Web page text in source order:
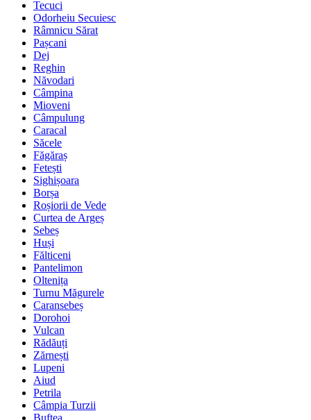
Tecuci
Odorheiu Secuiesc
Râmnicu Sărat
Pașcani
Dej
Reghin
Năvodari
Câmpina
Mioveni
Câmpulung
Caracal
Săcele
Făgăraș
Fetești
Sighișoara
Borșa
Roșiorii de Vede
Curtea de Argeș
Sebeș
Huși
Fălticeni
Pantelimon
Oltenița
Turnu Măgurele
Caransebeș
Dorohoi
Vulcan
Rădăuți
Zărnești
Lupeni
Aiud
Petrila
Câmpia Turzii